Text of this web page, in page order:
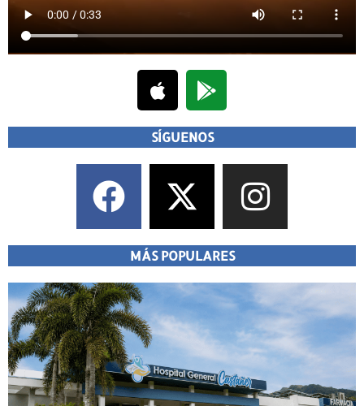
SÍGUENOS
MÁS POPULARES